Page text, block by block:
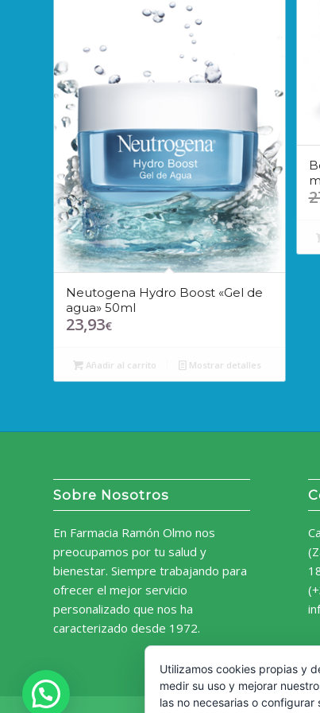
Neutogena Hydro Boost «Gel de
agua» 50ml
23,93€
Añadir al carrito Mostrar detalles
Sobre Nosotros
En Farmacia Ramón Olmo nos
preocupamos por tu salud y
bienestar. Siempre trabajando para
ofrecer el mejor servicio
personalizado que nos ha
caracterizado desde 1972.
Utilizamos cookies propias y
medir su uso y mejorar
las no necesarias o configurar